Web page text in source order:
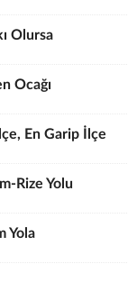
Olursa
Ocağı
En Garip İlçe
Rize Yolu
Yola